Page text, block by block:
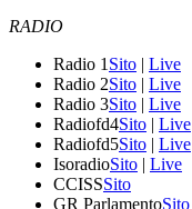
RADIO
Radio 1 Sito | Live
Radio 2Sito | Live
Radio 3Sito | Live
Radiofd4Sito | Live
Radiofd5Sito | Live
IsoradioSito | Live
CCISSSito
GR ParlamentoSito